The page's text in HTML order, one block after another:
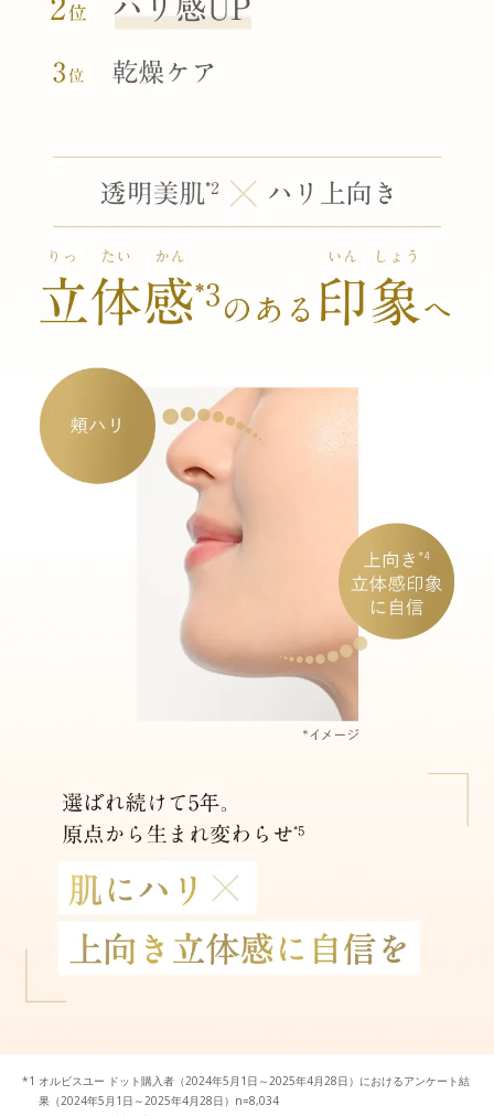
オルビスユー ドット購入者（2024年5月1日～2025年4月28日）におけるアンケート結
果（2024年5月1日～2025年4月28日）n=8,034